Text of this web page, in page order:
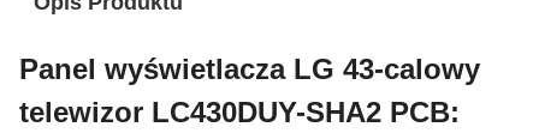
Panel wyświetlacza LG 43-calowy
telewizor LC430DUY-SHA2 PCB: